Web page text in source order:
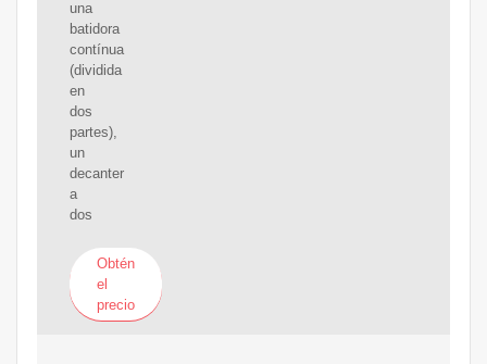
una
batidora
contínua
(dividida
en
dos
partes),
un
decanter
a
dos
Obtén
el
precio